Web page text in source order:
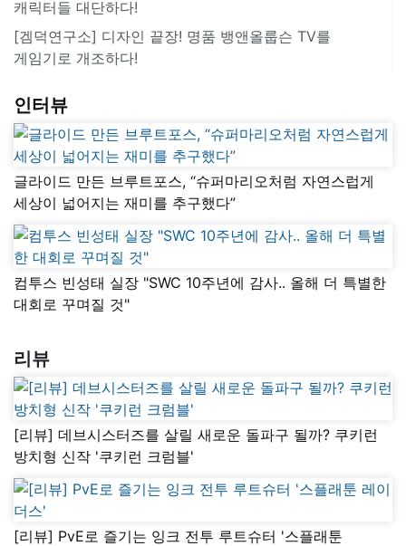
캐릭터들 대단하다!
[겜덕연구소] 디자인 끝장! 명품 뱅앤올룹슨 TV를
게임기로 개조하다!
인터뷰
글라이드 만든 브루트포스, “슈퍼마리오처럼 자연스럽게
세상이 넓어지는 재미를 추구했다”
컴투스 빈성태 실장 "SWC 10주년에 감사.. 올해 더 특별한
대회로 꾸며질 것"
리뷰
[리뷰] 데브시스터즈를 살릴 새로운 돌파구 될까? 쿠키런
방치형 신작 '쿠키런 크럼블'
[리뷰] PvE로 즐기는 잉크 전투 루트슈터 '스플래툰